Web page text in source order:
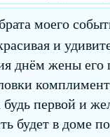
брата моего
и
днём жены его
будь первой и
будет в доме